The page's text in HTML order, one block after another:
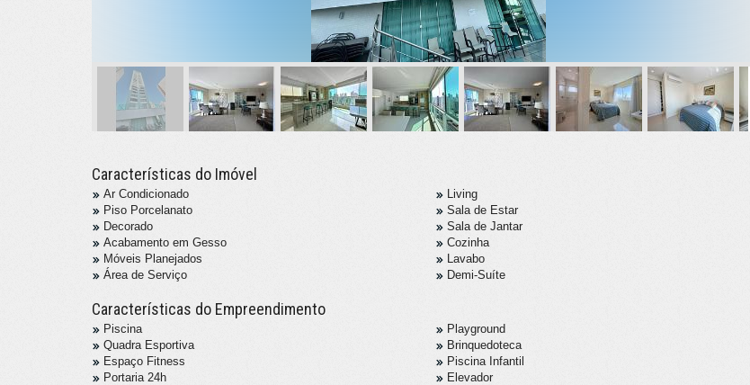
Características do Imóvel
Ar Condicionado
Piso Porcelanato
Decorado
Acabamento em Gesso
Móveis Planejados
Área de Serviço
Living
Sala de Estar
Sala de Jantar
Cozinha
Lavabo
Demi-Suíte
Características do Empreendimento
Piscina
Quadra Esportiva
Espaço Fitness
Portaria 24h
Playground
Brinquedoteca
Piscina Infantil
Elevador